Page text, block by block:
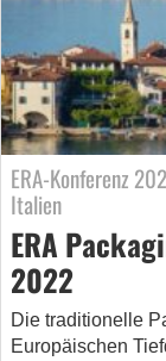
ERA-Konferenz
Italien
ERA
2022
Die traditionelle
Europäischen